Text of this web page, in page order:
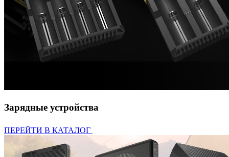
Зарядные устройства
ПЕРЕЙТИ В КАТАЛОГ